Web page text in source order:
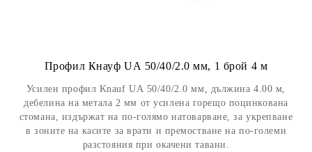
Профил Кнауф UА 50/40/2.0 мм, 1 брой 4 м
Усилен профил Knauf UА 50/40/2.0 мм, дължина 4.00 м,
дебелина на метала 2 мм от усилена горещо поцинкована
стомана, издържат на по-голямо натоварване, за укрепване
в зоните на касите за врати и премостване на по-големи
разстояния при окачени тавани.